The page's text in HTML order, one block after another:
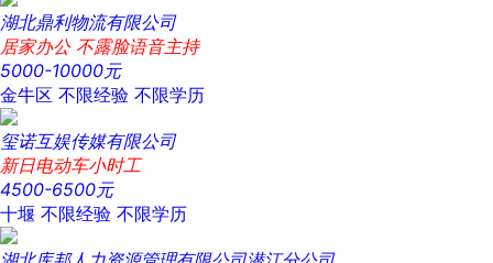
湖北鼎利物流有限公司
居家办公 不露脸语音主持
5000-10000元
金牛区 不限经验 不限学历
玺诺互娱传媒有限公司
新日电动车小时工
4500-6500元
十堰 不限经验 不限学历